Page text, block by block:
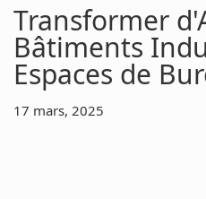
Transformer
Bâtiments
Espaces de
17 mars, 2025